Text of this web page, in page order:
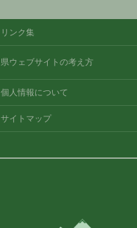
リンク集
県ウェブサイトの考え方
個人情報について
サイトマップ